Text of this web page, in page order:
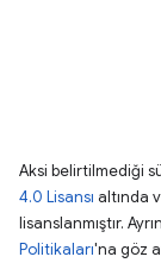
Aksi belirtilmediği
4.0 Lisansı altında
lisanslanmıştır.
Politikaları'na göz